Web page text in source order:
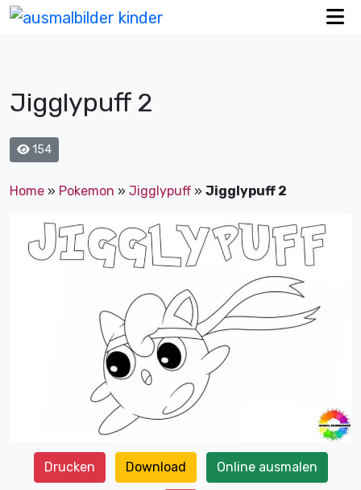
Jigglypuff 2
154
Home » Pokemon » Jigglypuff » Jigglypuff 2
Drucken Download Online ausmalen